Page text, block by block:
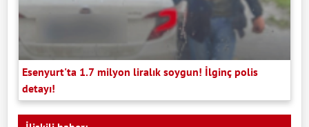
Esenyurt'ta 1.7 milyon liralık soygun! İlginç polis
detayı!